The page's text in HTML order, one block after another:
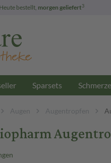
Heute bestellt, morgen geliefert3
Sparsets
Augen Augentropfen